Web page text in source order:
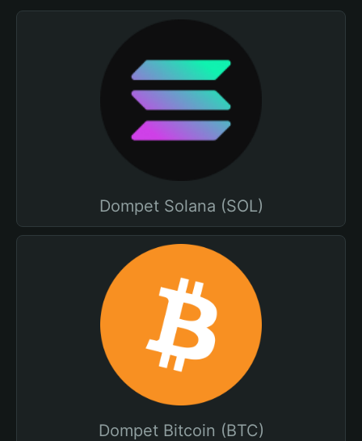
Dompet Solana (SOL)
Dompet Bitcoin (BTC)